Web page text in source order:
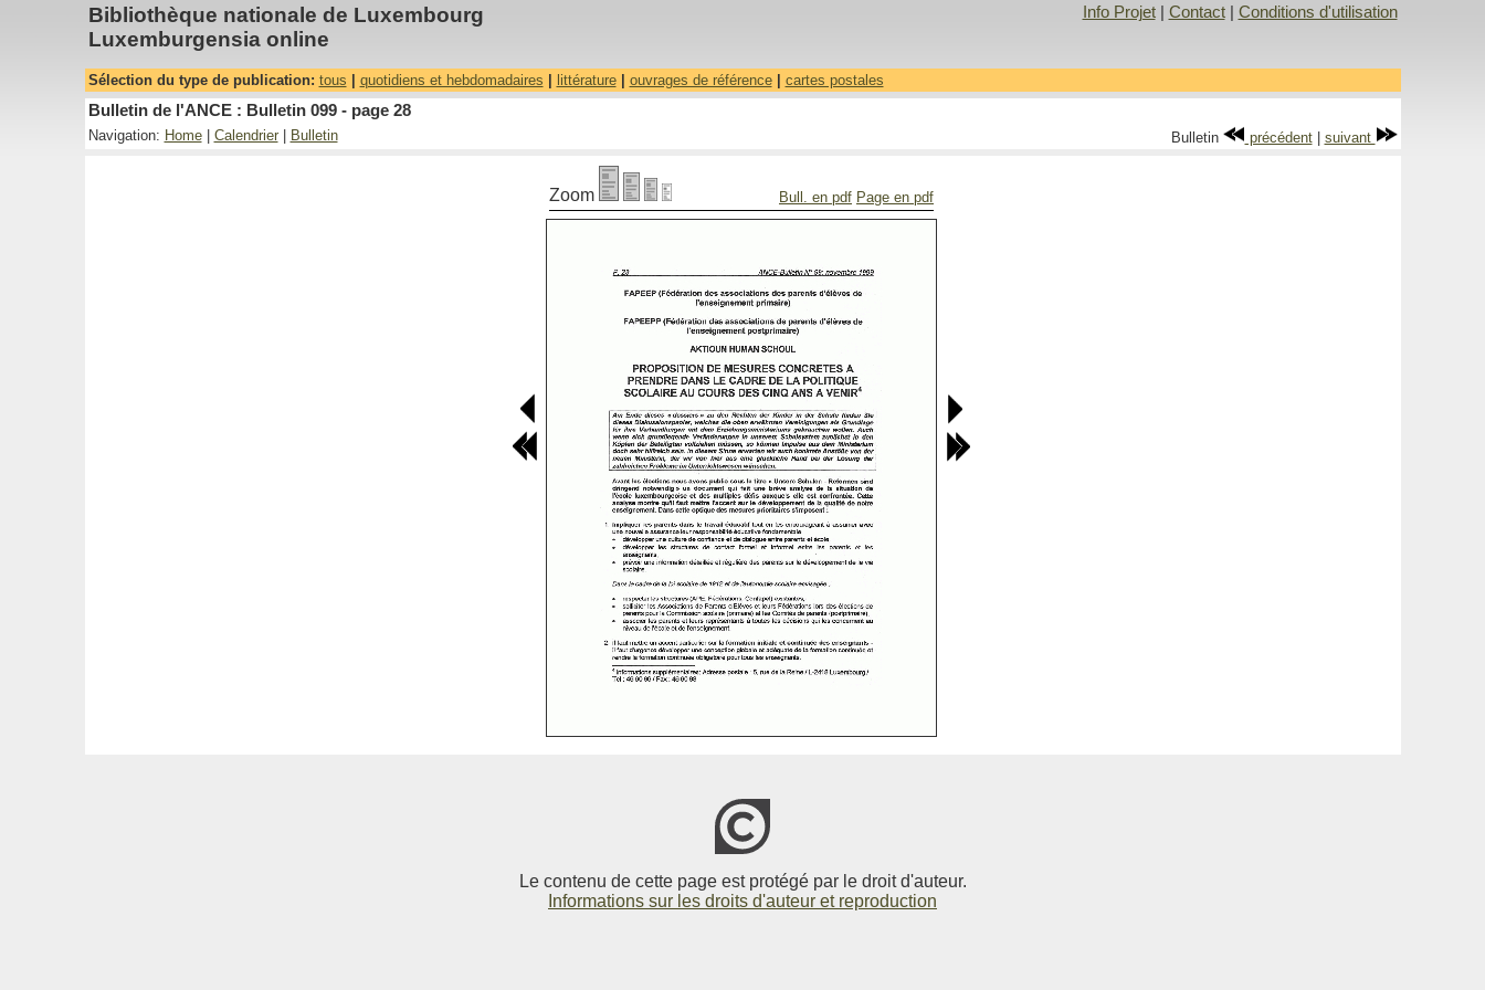
Bibliothèque nationale de Luxembourg
Luxemburgensia online
Info Projet| Contact| Conditions d'utilisation
Sélection du type de publication: tous quotidiens et hebdomadaires littérature| ouvrages de référence| cartes postales
Bulletin de l'ANCE : Bulletin 099 - page 28
Navigation: Home| Calendrier| Bulletin Bulletin précédent| suivant
Zoom Bull. en pdf Page en pdf
Le contenu de cette page est protégé par le droit d'auteur.
Informations sur les droits d'auteur et reproduction